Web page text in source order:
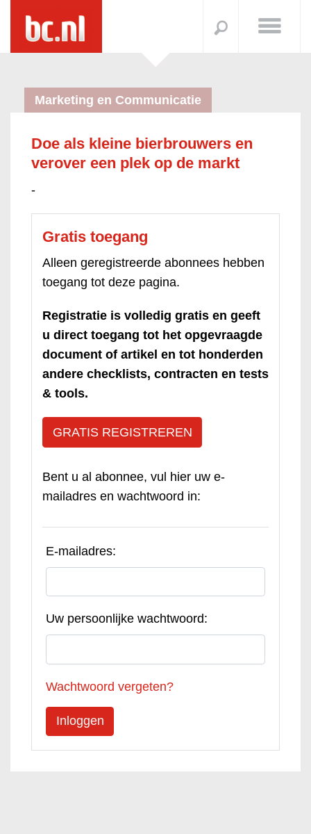
Marketing en Communicatie
Doe als kleine bierbrouwers en
verover een plek op de markt
-
Gratis toegang
Alleen geregistreerde abonnees hebben
toegang tot deze pagina.
Registratie is volledig gratis en geeft
u direct toegang tot het opgevraagde
document of artikel en tot honderden
andere checklists, contracten en tests
& tools.
GRATIS REGISTREREN
Bent u al abonnee, vul hier uw e-
mailadres en wachtwoord in:
E-mailadres:
Uw persoonlijke wachtwoord:
Wachtwoord vergeten?